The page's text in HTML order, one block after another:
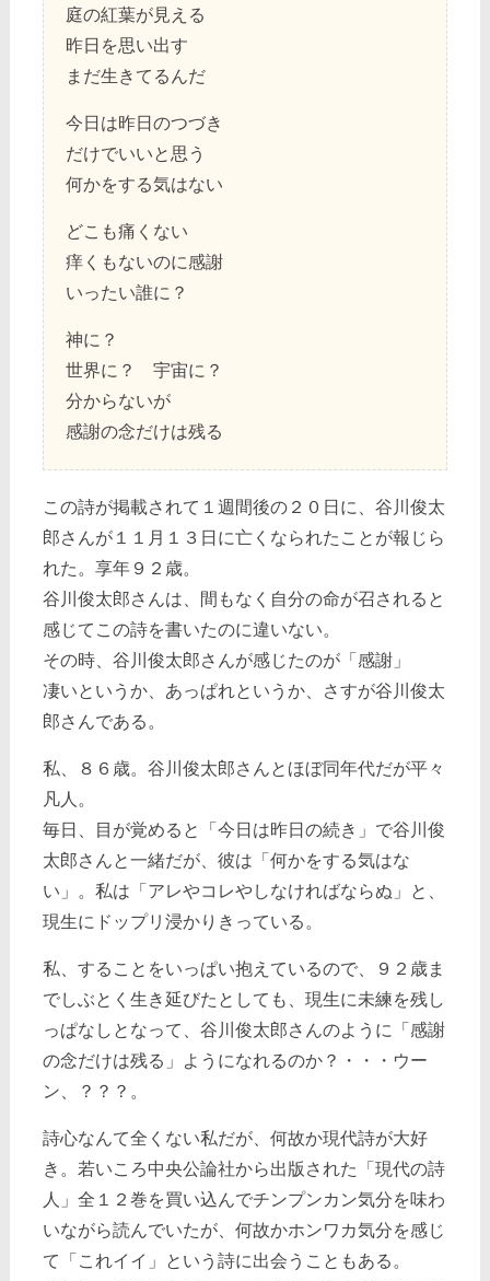
庭の紅葉が見える
昨日を思い出す
まだ生きてるんだ
今日は昨日のつづき
だけでいいと思う
何かをする気はない
どこも痛くない
痒くもないのに感謝
いったい誰に？
神に？
世界に？ 宇宙に？
分からないが
感謝の念だけは残る
この詩が掲載されて１週間後の２０日に、谷川俊太
郎さんが１１月１３日に亡くなられたことが報じら
れた。享年９２歳。
谷川俊太郎さんは、間もなく自分の命が召されると
感じてこの詩を書いたのに違いない。
その時、谷川俊太郎さんが感じたのが「感謝」
凄いというか、あっぱれというか、さすが谷川俊太
郎さんである。
私、８６歳。谷川俊太郎さんとほぼ同年代だが平々
凡人。
毎日、目が覚めると「今日は昨日の続き」で谷川俊
太郎さんと一緒だが、彼は「何かをする気はな
い」。私は「アレやコレやしなければならぬ」と、
現生にドップリ浸かりきっている。
私、することをいっぱい抱えているので、９２歳ま
でしぶとく生き延びたとしても、現生に未練を残し
っぱなしとなって、谷川俊太郎さんのように「感謝
の念だけは残る」ようになれるのか？・・・ウー
ン、？？？。
詩心なんて全くない私だが、何故か現代詩が大好
き。若いころ中央公論社から出版された「現代の詩
人」全１２巻を買い込んでチンプンカン気分を味わ
いながら読んでいたが、何故かホンワカ気分を感じ
て「これイイ」という詩に出会うこともある。